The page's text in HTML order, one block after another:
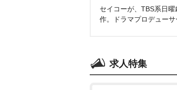
セイコーが、TBS系日
作。ドラマプロデューサ
求人特集